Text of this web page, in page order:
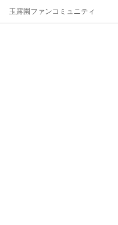
玉露園ファンコミュニティ